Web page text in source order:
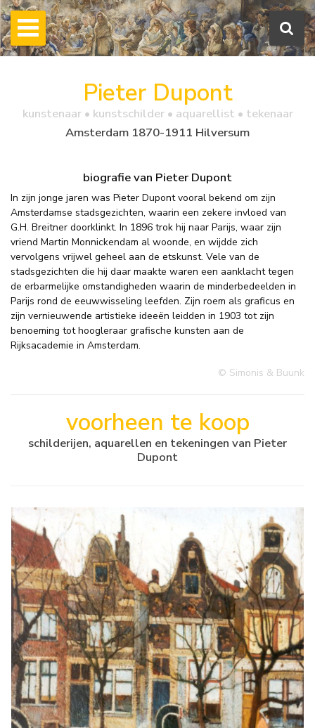
Pieter Dupont
kunstenaar • kunstschilder • aquarellist • tekenaar
Amsterdam 1870-1911 Hilversum
biografie van Pieter Dupont
In zijn jonge jaren was Pieter Dupont vooral bekend om zijn
Amsterdamse stadsgezichten, waarin een zekere invloed van
G.H. Breitner doorklinkt. In 1896 trok hij naar Parijs, waar zijn
vriend Martin Monnickendam al woonde, en wijdde zich
vervolgens vrijwel geheel aan de etskunst. Vele van de
stadsgezichten die hij daar maakte waren een aanklacht tegen
de erbarmelijke omstandigheden waarin de minderbedeelden in
Parijs rond de eeuwwisseling leefden. Zijn roem als graficus en
zijn vernieuwende artistieke ideeën leidden in 1903 tot zijn
benoeming tot hoogleraar grafische kunsten aan de
Rijksacademie in Amsterdam.
© Simonis & Buunk
voorheen te koop
schilderijen, aquarellen en tekeningen van Pieter
Dupont